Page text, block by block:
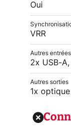
Oui
VRR
Autres entrées
2x USB-
Autres sorties
1x optique